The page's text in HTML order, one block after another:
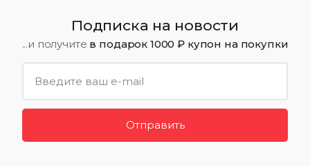
Подписка на новости
...и получите в подарок 1000 ₽ купон на покупки
Отправить